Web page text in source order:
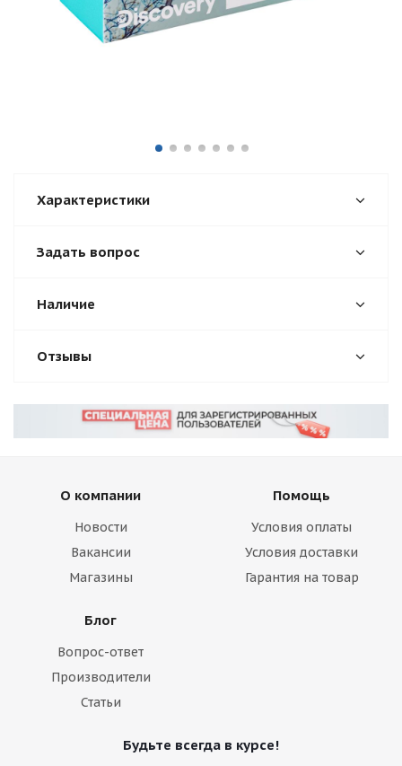
Характеристики
Задать вопрос
Наличие
Отзывы
О компании
Новости
Вакансии
Магазины
Помощь
Условия оплаты
Условия доставки
Гарантия на товар
Блог
Вопрос-ответ
Производители
Статьи
Будьте всегда в курсе!